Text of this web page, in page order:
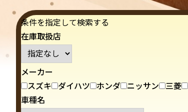
条件を指定して検索する
在庫取扱店
メーカー
スズキ
ダイハツ ホンダ ニッサン 三菱
車種名